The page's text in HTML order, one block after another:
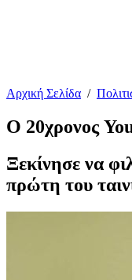
Αρχική Σελίδα /
Ο 20χρονος
Ξεκίνησε να
πρώτη του